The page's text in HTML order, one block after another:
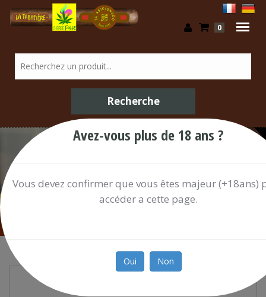
0
Confiserie / Shop
Avez-vous plus de 18 ans ?
Vous devez confirmer que vous êtes majeur (+18ans)
accéder a cette page.
Oui Non